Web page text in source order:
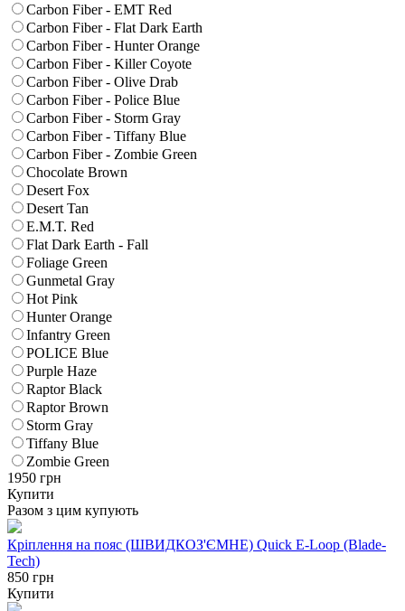
Carbon Fiber - EMT Red
Carbon Fiber - Flat Dark Earth
Carbon Fiber - Hunter Orange
Carbon Fiber - Killer Coyote
Carbon Fiber - Olive Drab
Carbon Fiber - Police Blue
Carbon Fiber - Storm Gray
Carbon Fiber - Tiffany Blue
Carbon Fiber - Zombie Green
Chocolate Brown
Desert Fox
Desert Tan
E.M.T. Red
Flat Dark Earth - Fall
Foliage Green
Gunmetal Gray
Hot Pink
Hunter Orange
Infantry Green
POLICE Blue
Purple Haze
Raptor Black
Raptor Brown
Storm Gray
Tiffany Blue
Zombie Green
1950 грн
Купити
Разом з цим купують
Кріплення на пояс (ШВИДКОЗ'ЄМНЕ) Quick E-Loop (Blade-
Tech)
850 грн
Купити